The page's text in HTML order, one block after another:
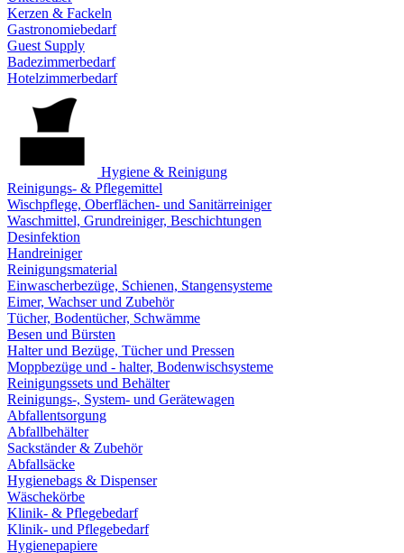
Kerzen & Fackeln
Gastronomiebedarf
Guest Supply
Badezimmerbedarf
Hotelzimmerbedarf
Hygiene & Reinigung
Reinigungs- & Pflegemittel
Wischpflege, Oberflächen- und Sanitärreiniger
Waschmittel, Grundreiniger, Beschichtungen
Desinfektion
Handreiniger
Reinigungsmaterial
Einwascherbezüge, Schienen, Stangensysteme
Eimer, Wachser und Zubehör
Tücher, Bodentücher, Schwämme
Besen und Bürsten
Halter und Bezüge, Tücher und Pressen
Moppbezüge und - halter, Bodenwischsysteme
Reinigungssets und Behälter
Reinigungs-, System- und Gerätewagen
Abfallentsorgung
Abfallbehälter
Sackständer & Zubehör
Abfallsäcke
Hygienebags & Dispenser
Wäschekörbe
Klinik- & Pflegebedarf
Klinik- und Pflegebedarf
Hygienepapiere